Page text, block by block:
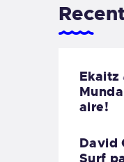
Ekaitz
aire!
David
Surf